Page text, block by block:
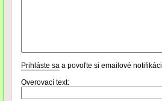
Prihláste sa a povoľte si emailové
Overovací text: